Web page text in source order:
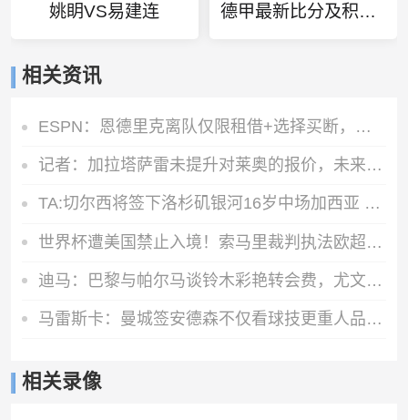
姚眀VS易建连 德甲最新比分及积分榜
相关资讯
ESPN：恩德里克离队仅限租借+选择买断，皇马将保留部分所有权
记者：加拉塔萨雷未提升对莱奥的报价，未来几天将再次和米兰谈判
TA:切尔西将签下洛杉矶银河16岁中场加西亚 转会费300万美元+浮动
世界杯遭美国禁止入境！索马里裁判执法欧超杯：永远不要停止追梦
迪马：巴黎与帕尔马谈铃木彩艳转会费，尤文希望租借一年
马雷斯卡：曼城签安德森不仅看球技更重人品，他谦逊且彬彬有礼
相关录像